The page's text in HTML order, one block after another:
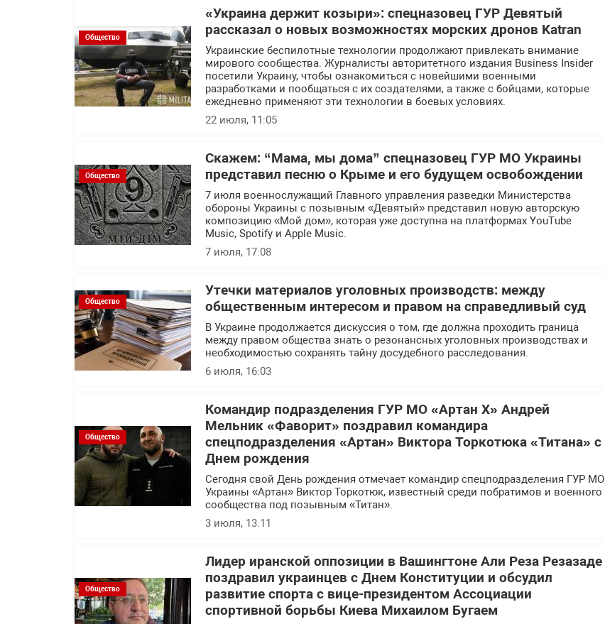
Общество
«Украина держит козыри»: спецназовец ГУР Девятый
рассказал о новых возможностях морских дронов Katran
Украинские беспилотные технологии продолжают привлекать внимание
мирового сообщества. Журналисты авторитетного издания Business Insider
посетили Украину, чтобы ознакомиться с новейшими военными
разработками и пообщаться с их создателями, а также с бойцами, которые
ежедневно применяют эти технологии в боевых условиях.
22 июля, 11:05
Общество
Скажем: “Мама, мы дома” спецназовец ГУР МО Украины
представил песню о Крыме и его будущем освобождении
7 июля военнослужащий Главного управления разведки Министерства
обороны Украины с позывным «Девятый» представил новую авторскую
композицию «Мой дом», которая уже доступна на платформах YouTube
Music, Spotify и Apple Music.
7 июля, 17:08
Общество
Утечки материалов уголовных производств: между
общественным интересом и правом на справедливый суд
В Украине продолжается дискуссия о том, где должна проходить граница
между правом общества знать о резонансных уголовных производствах и
необходимостью сохранять тайну досудебного расследования.
6 июля, 16:03
Общество
Командир подразделения ГУР МО «Артан Х» Андрей
Мельник «Фаворит» поздравил командира
спецподразделения «Артан» Виктора Торкотюка «Титана» с
Днем рождения
Сегодня свой День рождения отмечает командир спецподразделения ГУР МО
Украины «Артан» Виктор Торкотюк, известный среди побратимов и военного
сообщества под позывным «Титан».
3 июля, 13:11
Общество
Лидер иранской оппозиции в Вашингтоне Али Реза Резазаде
поздравил украинцев с Днем Конституции и обсудил
развитие спорта с вице-президентом Ассоциации
спортивной борьбы Киева Михаилом Бугаем